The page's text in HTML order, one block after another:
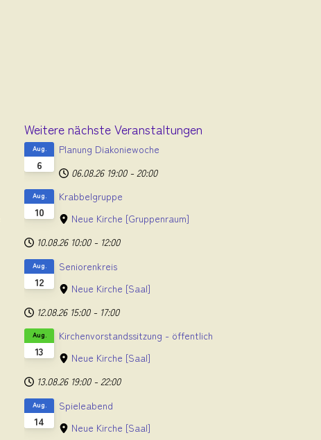
Weitere nächste Veranstaltungen
6
Aug.
Planung Diakoniewoche
06.08.26 19:00 - 20:00
10
Aug.
Krabbelgruppe
Neue Kirche [Gruppenraum]
10.08.26 10:00 - 12:00
12
Aug.
Seniorenkreis
Neue Kirche [Saal]
12.08.26 15:00 - 17:00
13
Aug.
Kirchenvorstandssitzung - öffentlich
Neue Kirche [Saal]
13.08.26 19:00 - 22:00
14
Aug.
Spieleabend
Neue Kirche [Saal]